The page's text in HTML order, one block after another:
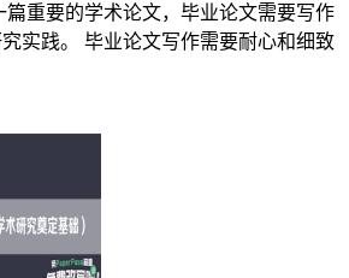
篇重要的学术论文，毕业论文需要写作
实践。 毕业论文写作需要耐心和细致